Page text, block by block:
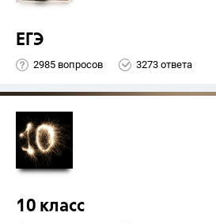
ЕГЭ
2985 вопросов 3273 ответа
10 класс